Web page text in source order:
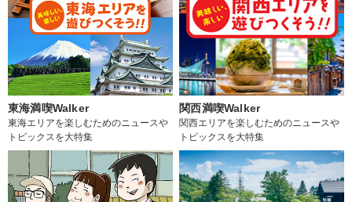
東海満喫Walker
東海エリアを楽しむためのニュースや
トピックスを大特集
関西満喫Walker
関西エリアを楽しむためのニュースや
トピックスを大特集